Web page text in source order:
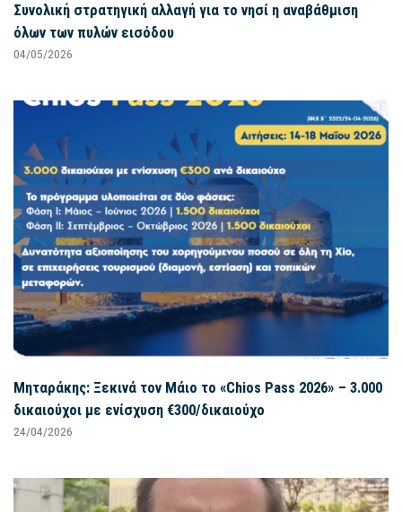
Συνολική στρατηγική αλλαγή για το νησί η αναβάθμιση
όλων των πυλών εισόδου
04/05/2026
Μηταράκης: Ξεκινά τον Μάιο το «Chios Pass 2026» – 3.000
δικαιούχοι με ενίσχυση €300/δικαιούχο
24/04/2026